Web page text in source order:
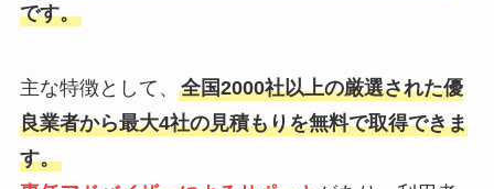
です。
主な特徴として、 全国2000社以上の厳選された優
良業者から最大4社の見積もりを無料で取得できま
す。